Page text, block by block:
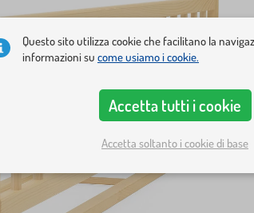
Questo sito utilizza cookie che facilitano la
informazioni su come usiamo i cookie.
Accetta tutti i cookie
Accetta soltanto i cookie di base